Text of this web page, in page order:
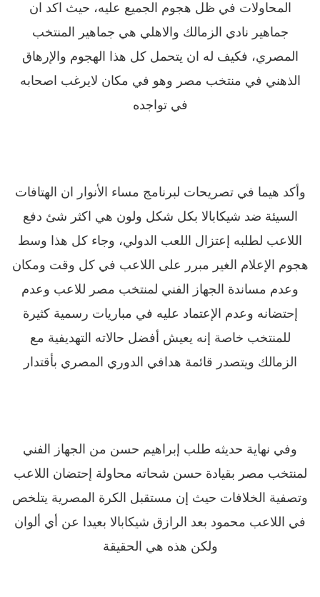
المحاولات في ظل هجوم الجميع عليه، حيث اكد ان
جماهير نادي الزمالك والاهلي هي جماهير المنتخب
المصري، فكيف له ان يتحمل كل هذا الهجوم والإرهاق
الذهني في منتخب مصر وهو في مكان لايرغب اصحابه
في تواجده
وأكد هيما في تصريحات لبرنامج مساء الأنوار ان الهتافات
السيئة ضد شيكابالا بكل شكل ولون هي اكثر شئ دفع
اللاعب لطلبه إعتزال اللعب الدولي، وجاء كل هذا وسط
هجوم الإعلام الغير مبرر على اللاعب في كل وقت ومكان
وعدم مساندة الجهاز الفني لمنتخب مصر للاعب وعدم
إحتضانه وعدم الإعتماد عليه في مباريات رسمية كثيرة
للمنتخب خاصة إنه يعيش أفضل حالاته التهديفية مع
الزمالك ويتصدر قائمة هدافي الدوري المصري بأقتدار
وفي نهاية حديثه طلب إبراهيم حسن من الجهاز الفني
لمنتخب مصر بقيادة حسن شحاته محاولة إحتضان اللاعب
وتصفية الخلافات حيث إن مستقبل الكرة المصرية يتلخص
في اللاعب محمود بعد الرازق شيكابالا بعيدا عن أي ألوان
ولكن هذه هي الحقيقة